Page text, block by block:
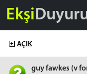
Ekşi
AÇIK
guy fawkes (v